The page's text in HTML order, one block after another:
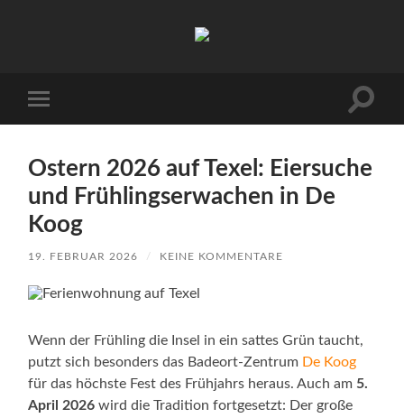
Familie
Menü
Ostern 2026 auf Texel: Eiersuche
und Frühlingserwachen in De
Koog
19. FEBRUAR 2026 / KEINE KOMMENTARE
Wenn der Frühling die Insel in ein sattes Grün taucht,
putzt sich besonders das Badeort-Zentrum De Koog
für das höchste Fest des Frühjahrs heraus. Auch am 5.
April 2026 wird die Tradition fortgesetzt: Der große